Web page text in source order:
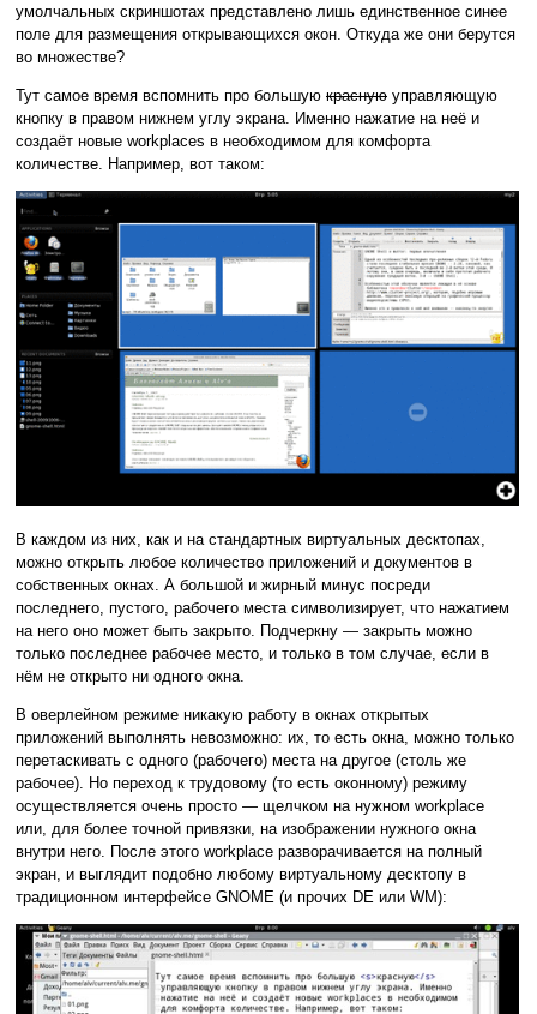
умолчальных скриншотах представлено лишь единственное синее
поле для размещения открывающихся окон. Откуда же они берутся
во множестве?
Тут самое время вспомнить про большую красную управляющую
кнопку в правом нижнем углу экрана. Именно нажатие на неё и
создаёт новые workplaces в необходимом для комфорта
количестве. Например, вот таком:
В каждом из них, как и на стандартных виртуальных десктопах,
можно открыть любое количество приложений и документов в
собственных окнах. А большой и жирный минус посреди
последнего, пустого, рабочего места символизирует, что нажатием
на него оно может быть закрыто. Подчеркну — закрыть можно
только последнее рабочее место, и только в том случае, если в
нём не открыто ни одного окна.
В оверлейном режиме никакую работу в окнах открытых
приложений выполнять невозможно: их, то есть окна, можно только
перетаскивать с одного (рабочего) места на другое (столь же
рабочее). Но переход к трудовому (то есть оконному) режиму
осуществляется очень просто — щелчком на нужном workplace
или, для более точной привязки, на изображении нужного окна
внутри него. После этого workplace разворачивается на полный
экран, и выглядит подобно любому виртуальному десктопу в
традиционном интерфейсе GNOME (и прочих DE или WM):